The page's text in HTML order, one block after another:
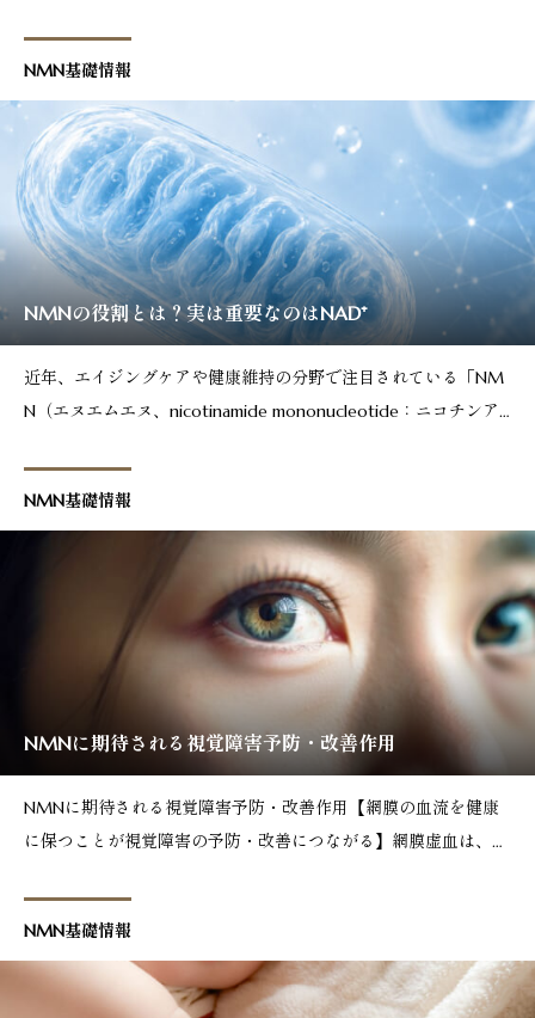
のように働いているのかについて、もう少し詳しく見ていきまし
ょう。前回のコラムはこちら▼NMNの役割とは？実
NMN基礎情報
NMNの役割とは？実は重要なのはNAD⁺
近年、エイジングケアや健康維持の分野で注目されている「NM
N（エヌエムエヌ、nicotinamide mononucleotide：ニコチンア
活躍するわけではありません。NMNの本当の役割は、体にとっ
てとても大切な「NAD⁺（エヌエーディ
NMN基礎情報
NMNに期待される視覚障害予防・改善作用
NMNに期待される視覚障害予防・改善作用【網膜の血流を健康
に保つことが視覚障害の予防・改善につながる】網膜虚血は、加
生じると言われてます。網膜機能が退化すると網膜でのピント調
整が困難になるので、近くのものがぼやけて見える「老眼」の症
状
NMN基礎情報